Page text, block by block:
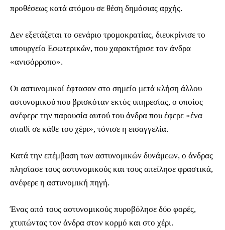
προθέσεως κατά ατόμου σε θέση δημόσιας αρχής.
Δεν εξετάζεται το σενάριο τρομοκρατίας, διευκρίνισε το
υπουργείο Εσωτερικών, που χαρακτήρισε τον άνδρα
«ανισόρροπο».
Οι αστυνομικοί έφτασαν στο σημείο μετά κλήση άλλου
αστυνομικού που βρισκόταν εκτός υπηρεσίας, ο οποίος
ανέφερε την παρουσία αυτού του άνδρα που έφερε «ένα
σπαθί σε κάθε του χέρι», τόνισε η εισαγγελία.
Κατά την επέμβαση των αστυνομικών δυνάμεων, ο άνδρας
πλησίασε τους αστυνομικούς και τους απείλησε φραστικά,
ανέφερε η αστυνομική πηγή.
Ένας από τους αστυνομικούς πυροβόλησε δύο φορές,
χτυπώντας τον άνδρα στον κορμό και στο χέρι.